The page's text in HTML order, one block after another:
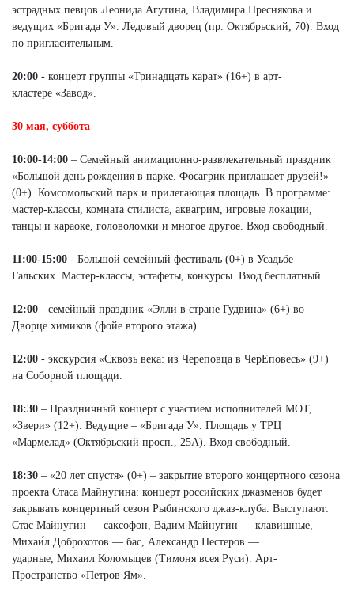
эстрадных певцов Леонида Агутина, Владимира Преснякова и
ведущих «Бригада У». Ледовый дворец (пр. Октябрьский, 70). Вход
по пригласительным.
20:00 - концерт группы «Тринадцать карат» (16+) в арт-
кластере «Завод».
30 мая, суббота
10:00-14:00 – Семейный анимационно-развлекательный праздник
«Большой день рождения в парке. Фосагрик приглашает друзей!»
(0+). Комсомольский парк и прилегающая площадь. В программе:
мастер-классы, комната стилиста, аквагрим, игровые локации,
танцы и караоке, головоломки и многое другое. Вход свободный.
11:00-15:00 - Большой семейный фестиваль (0+) в Усадьбе
Гальских. Мастер-классы, эстафеты, конкурсы. Вход бесплатный.
12:00 - семейный праздник «Элли в стране Гудвина» (6+) во
Дворце химиков (фойе второго этажа).
12:00 - экскурсия «Сквозь века: из Череповца в ЧерЕповесь» (9+)
на Соборной площади.
18:30 – Праздничный концерт с участием исполнителей МОТ,
«Звери» (12+). Ведущие – «Бригада У». Площадь у ТРЦ
«Мармелад» (Октябрьский просп., 25А). Вход свободный.
18:30 – «20 лет спустя» (0+) – закрытие второго концертного сезона
проекта Стаса Майнугина: концерт российских джазменов будет
закрывать концертный сезон Рыбинского джаз-клуба. Выступают:
Стас Майнугин — саксофон, Вадим Майнугин — клавишные,
Михаи́л Доброхотов — бас, Александр Нестеров —
ударные, Михаил Коломыцев (Тимоня всея Руси). Арт-
Пространство «Петров Ям».